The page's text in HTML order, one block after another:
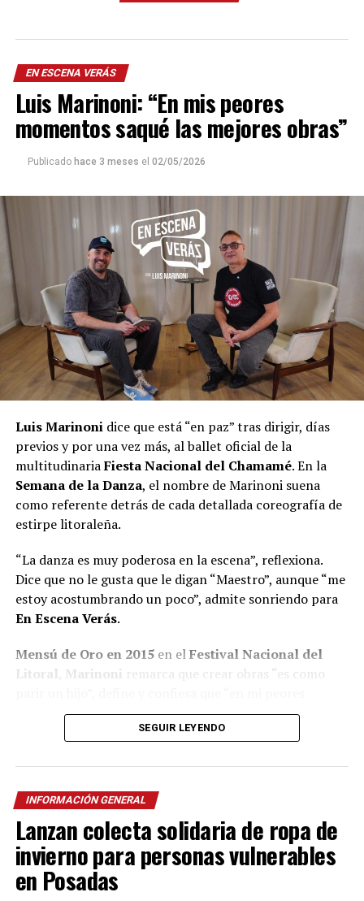
EN ESCENA VERÁS
Luis Marinoni: “En mis peores
momentos saqué las mejores obras”
Publicado hace 3 meses el 02/05/2026
Luis Marinonidice que está “en paz” tras dirigir, días
previos y por una vez más, al ballet oficial de la
multitudinariaFiesta Nacional del Chamamé. En la
Semana de la Danza, el nombre de Marinoni suena
como referente detrás de cada detallada coreografía de
estirpe litoraleña.
“La danza es muy poderosa en la escena”, reflexiona.
Dice que no le gusta que le digan “Maestro”, aunque “me
estoy acostumbrando un poco”, admite sonriendo para
En Escena Verás.
Mensú de Oro en 2015en elFestival Nacional del
Litoral Marinoni remarca que crear obras “es como
momentos saqué las mejores obras”.
A pesar de quedar seleccionadoentre 600 personas
para integrar el Ballet Folklórico Nacionalal mando
de la renombradaNorma Viola
“nunca me consideré un buen bailarín” y recuerda que
se fue de Posadas con la idea de volver y crear el grupo
de danzas que aún no existía.
“Me fui a buscar afuera cosas que no había acá”, aseguró
SEGUIR LEYENDO
INFORMACIÓN GENERAL
Lanzan colecta solidaria de ropa de
invierno para personas vulnerables
en Posadas